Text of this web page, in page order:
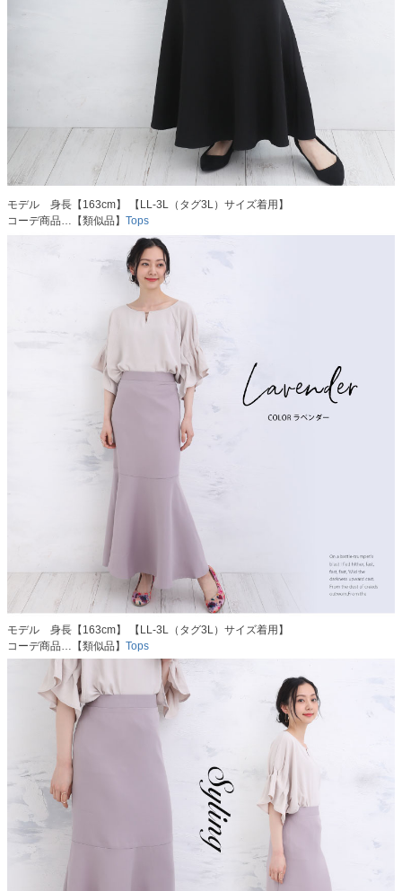
モデル 身長【163cm】 【LL-3L（タグ3L）サイズ着用】
コーデ商品…【類似品】 Tops
モデル 身長【163cm】 【LL-3L（タグ3L）サイズ着用】
コーデ商品…【類似品】 Tops